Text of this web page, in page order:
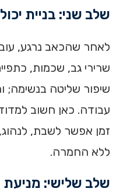
שלב שני: בניית
לאחר שהכאב נרגע,
שרירי גב, שכמות,
שיפור שליטה בנשימה;
עבודה. כאן חשוב
זמן אפשר לשבת,
ללא החמרה.
שלב שלישי: